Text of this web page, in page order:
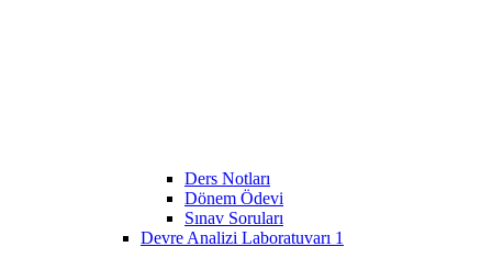
Ders Notları
Dönem Ödevi
Sınav Soruları
Devre Analizi Laboratuvarı 1